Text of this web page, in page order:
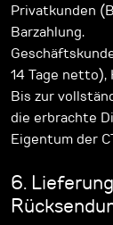
Privatkunden
Barzahlung.
14 Tage netto),
Bis zur
die erbrachte
Eigentum der
6.